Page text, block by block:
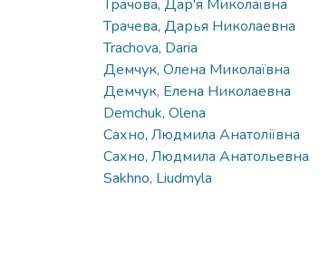
Трачова, Дар'я Миколаївна
Трачева, Дарья Николаевна
Trachova, Daria
Демчук, Олена Миколаївна
Демчук, Елена Николаевна
Demchuk, Olena
Сахно, Людмила Анатоліївна
Сахно, Людмила Анатольевна
Sakhno, Liudmyla